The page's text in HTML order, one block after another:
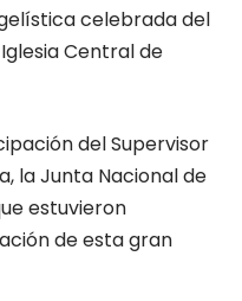
celebrada del
Central de
del Supervisor
la Junta Nacional de
estuvieron
de esta gran